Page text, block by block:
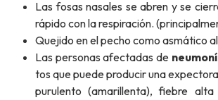
Las fosas nasales se abren y se
rápido con la respiración.
Quejido en el pecho como asmático
Las personas afectadas de
tos que puede producir una
purulento (amarillenta), fiebre